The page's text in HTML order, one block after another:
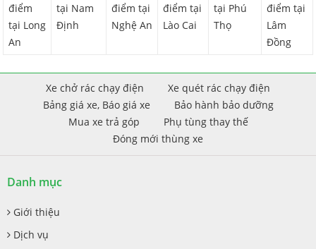
điểm
tại Long
An
tại Nam
Định
điểm tại
Nghệ An
điểm tại
Lào Cai
tại Phú
Thọ
điểm tại
Lâm
Đồng
Xe chở rác chạy điện
Xe quét rác chạy điện
Bảng giá xe, Báo giá xe
Bảo hành bảo dưỡng
Mua xe trả góp
Phụ tùng thay thế
Đóng mới thùng xe
Danh mục
Giới thiệu
Dịch vụ